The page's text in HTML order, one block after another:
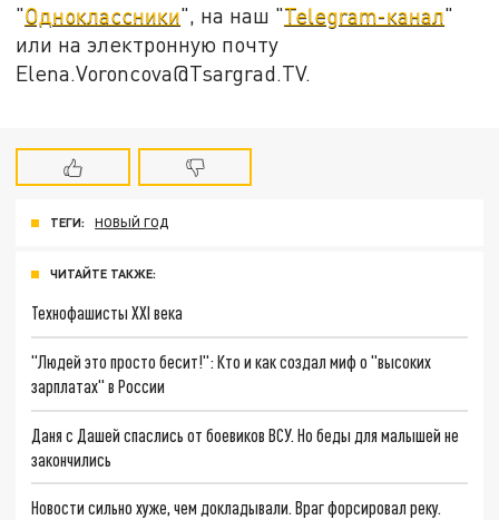
"Одноклассники", на наш "Telegram-канал"
или на электронную почту
Elena.Voroncova@Tsargrad.TV.
ТЕГИ: НОВЫЙ ГОД
ЧИТАЙТЕ ТАКЖЕ:
Технофашисты XXI века
"Людей это просто бесит!": Кто и как создал миф о "высоких
зарплатах" в России
Даня с Дашей спаслись от боевиков ВСУ. Но беды для малышей не
закончились
Новости сильно хуже, чем докладывали. Враг форсировал реку.